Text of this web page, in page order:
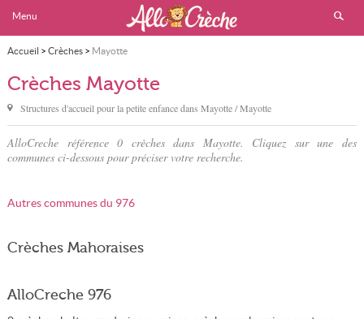
Menu
Accueil > Crèches> Mayotte
Crèches Mayotte
Structures d'accueil pour la petite enfance dans Mayotte/ Mayotte
AlloCreche référence 0 crèches dans Mayotte. Cliquez sur une des
communes ci-dessous pour préciser votre recherche.
Autres communes du 976
Crèches Mahoraises
AlloCreche 976